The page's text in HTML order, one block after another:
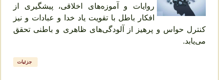
روایات و آموزه‌های اخلاقی، پیشگیری از
افکار باطل با تقویت یاد خدا و عبادات و نیز
کنترل حواس و پرهیز از آلودگی‌های ظاهری و باطنی تحقق
می‌یابد.
جزئیات